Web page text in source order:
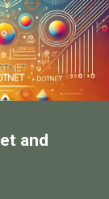
and